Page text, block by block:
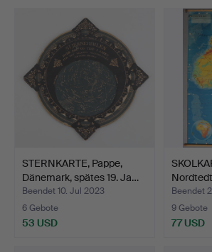
STERNKARTE, Pappe,
Dänemark, spätes 19. Ja…
Beendet 10. Jul 2023
6 Gebote
53 USD
Beendet
9 Gebote
77 USD